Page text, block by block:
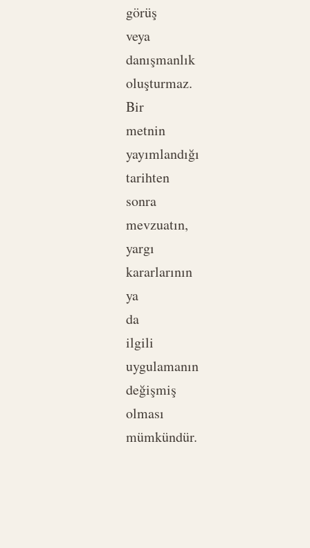
görüş
veya
danışmanlık
oluşturmaz.
Bir
metnin
yayımlandığı
tarihten
sonra
mevzuatın,
yargı
kararlarının
ya
da
ilgili
uygulamanın
değişmiş
olması
mümkündür.